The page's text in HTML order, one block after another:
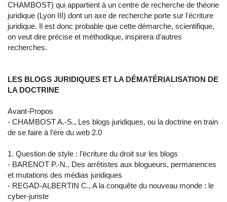
CHAMBOST) qui appartient à un centre de recherche de théorie
juridique (Lyon III) dont un axe de recherche porte sur l'écriture
juridique. Il est donc probable que cette démarche, scientifique,
on veut dire précise et méthodique, inspirera d'autres
recherches.
LES BLOGS JURIDIQUES ET LA DÉMATÉRIALISATION DE
LA DOCTRINE
Avant-Propos
- CHAMBOST A.-S., Les blogs juridiques, ou la doctrine en train
de se faire à l’ère du web 2.0
1. Question de style : l’écriture du droit sur les blogs
- BARENOT P.-N., Des arrêtistes aux blogueurs, permanences
et mutations des médias juridiques
- REGAD-ALBERTIN C., A la conquête du nouveau monde : le
cyber-juriste